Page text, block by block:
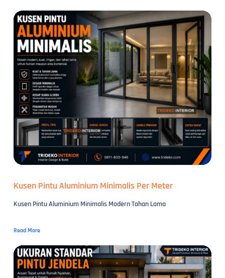
Kusen Pintu Aluminium Minimalis Per Meter
Kusen Pintu Aluminium Minimalis Modern Tahan Lama
Read More